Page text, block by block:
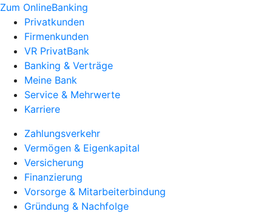
Zum OnlineBanking
Privatkunden
Firmenkunden
VR PrivatBank
Banking & Verträge
Meine Bank
Service & Mehrwerte
Karriere
Zahlungsverkehr
Vermögen & Eigenkapital
Versicherung
Finanzierung
Vorsorge & Mitarbeiterbindung
Gründung & Nachfolge